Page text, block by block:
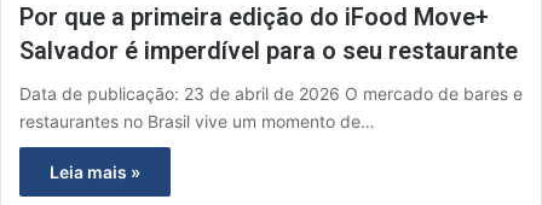
Por que a primeira edição do iFood Move+
Salvador é imperdível para o seu restaurante
Data de publicação: 23 de abril de 2026 O mercado de bares e
restaurantes no Brasil vive um momento de…
Leia mais »